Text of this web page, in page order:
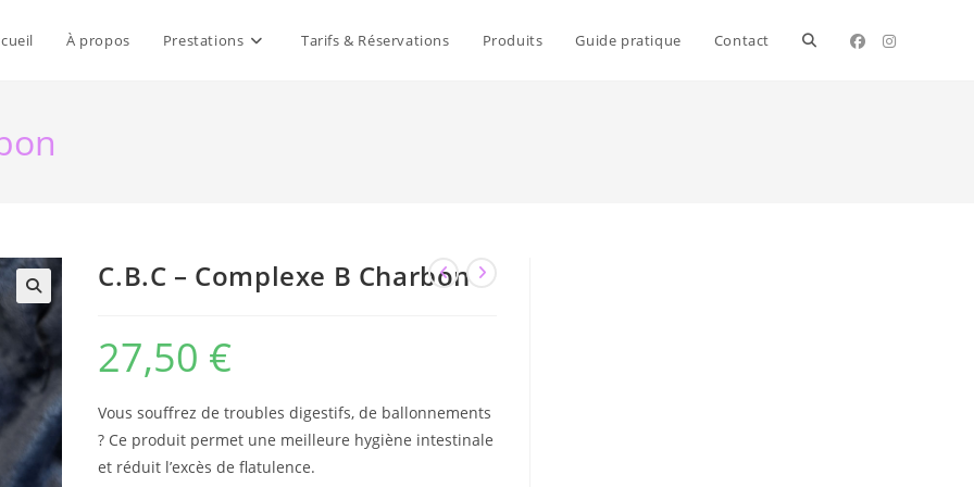
À propos Prestations Tarifs & Réservations Produits Guide pratique Contact Toggle
C.B.C – Complexe B Charbon
27,50 €
Vous souffrez de troubles digestifs, de ballonnements
? Ce produit permet une meilleure hygiène intestinale
et réduit l’excès de flatulence.